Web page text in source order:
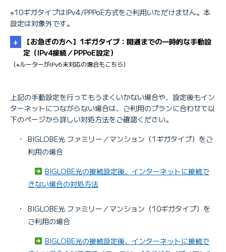
※10ギガタイプはIPv4/PPPoE方式をご利用いただけません。本
設定は対象外です。
【お急ぎの方へ】1ギガタイプ：開通までの一時的な手動設
定（IPv4接続／PPPoE設定）
（※ルーターがIPv6未対応の場合もこちら）
・
上記の手動設定を行ってもうまくいかない場合や、設定後もイン
ターネットにつながらない場合は、ご利用のプランに合わせて以
下のページから詳しい対処方法をご確認ください。
・
BIGLOBE光 ファミリー／マンション（1ギガタイプ）をご
利用の場合
BIGLOBE光の接続設定後、インターネットに接続で
きない場合の対処方法
・
BIGLOBE光 ファミリー／マンション（10ギガタイプ）を
ご利用の場合
BIGLOBE光の接続設定後、インターネットに接続で